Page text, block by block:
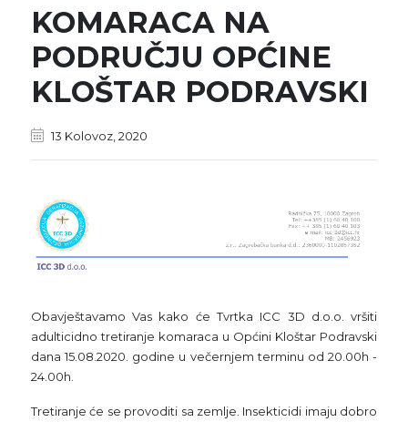
KOMARACA NA
PODRUČJU OPĆINE
KLOŠTAR PODRAVSKI
13 Kolovoz, 2020
Obavještavamo Vas kako će Tvrtka ICC 3D d.o.o. vršiti
adulticidno tretiranje komaraca u Općini Kloštar Podravski
dana 15.08.2020. godine u večernjem terminu od 20.00h -
24.00h.
Tretiranje će se provoditi sa zemlje. Insekticidi imaju dobro